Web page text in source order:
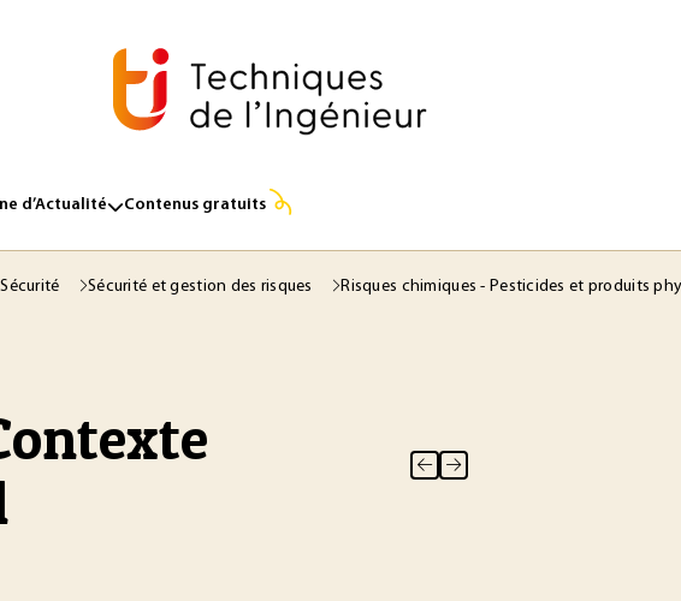
d’Actualité Contenus gratuits
Sécurité et gestion des risques Risques chimiques - Pesticides et produits